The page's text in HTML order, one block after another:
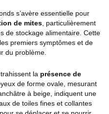
s’avère essentielle pour
de mites , particulièrement
de stockage alimentaire. Cette
premiers symptômes et de
du problème.
la présence de
de forme ovale, mesurant
à beige, indiquent une
de toiles fines et collantes